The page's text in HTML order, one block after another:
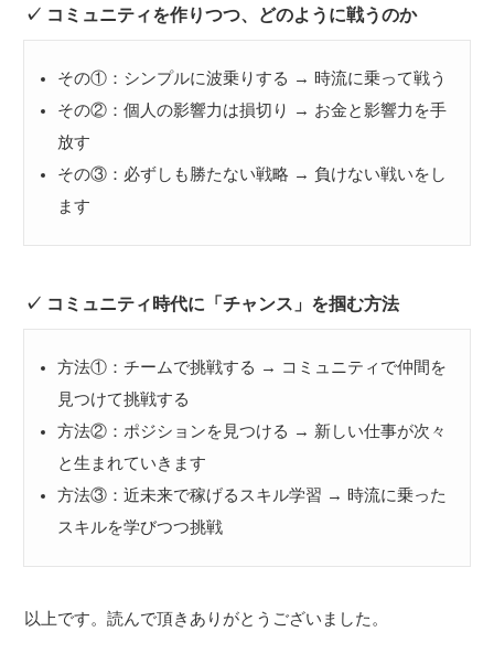
コミュニティを作りつつ、どのように戦うのか
その①：シンプルに波乗りする → 時流に乗って戦う
その②：個人の影響力は損切り → お金と影響力を手
放す
その③：必ずしも勝たない戦略 → 負けない戦いをし
ます
コミュニティ時代に「チャンス」を掴む方法
方法①：チームで挑戦する → コミュニティで仲間を
見つけて挑戦する
方法②：ポジションを見つける → 新しい仕事が次々
と生まれていきます
方法③：近未来で稼げるスキル学習 → 時流に乗った
スキルを学びつつ挑戦
以上です。読んで頂きありがとうございました。